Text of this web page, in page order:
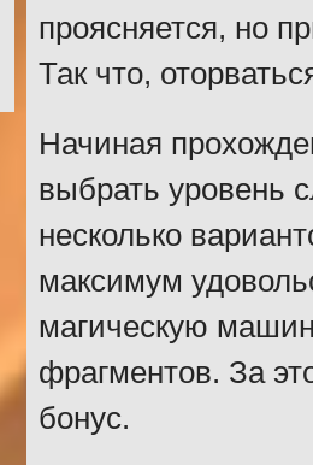
проясняется, но
Так что,
Начиная
выбрать уровень
несколько
максимум
магическую
фрагментов. За
бонус.